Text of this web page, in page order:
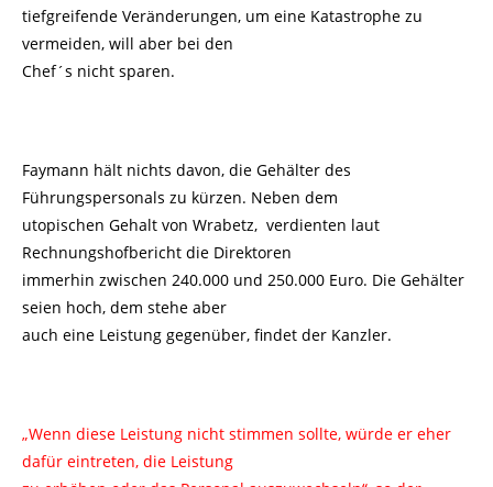
tiefgreifende Veränderungen, um eine Katastrophe zu
vermeiden, will aber bei den
Chef´s nicht sparen.
Faymann hält nichts davon, die Gehälter des
Führungspersonals zu kürzen. Neben dem
utopischen Gehalt von Wrabetz, verdienten laut
Rechnungshofbericht die Direktoren
immerhin zwischen 240.000 und 250.000 Euro. Die Gehälter
seien hoch, dem stehe aber
auch eine Leistung gegenüber, findet der Kanzler.
„Wenn diese Leistung nicht stimmen sollte, würde er eher
dafür eintreten, die Leistung